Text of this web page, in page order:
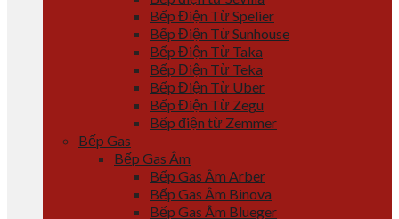
Bếp Điện Từ Spelier
Bếp Điện Từ Sunhouse
Bếp Điện Từ Taka
Bếp Điện Từ Teka
Bếp Điện Từ Uber
Bếp Điện Từ Zegu
Bếp điện từ Zemmer
Bếp Gas
Bếp Gas Âm
Bếp Gas Âm Arber
Bếp Gas Âm Binova
Bếp Gas Âm Blueger